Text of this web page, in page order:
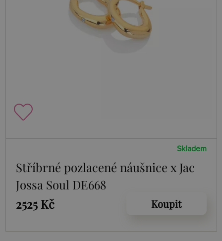
Skladem
Stříbrné pozlacené náušnice x Jac
Jossa Soul DE668
2525 Kč
Koupit